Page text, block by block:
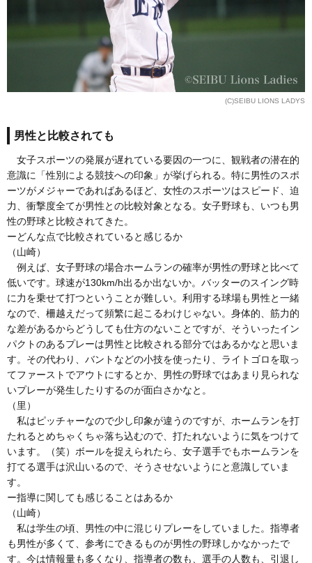
(C)SEIBU LIONS LADYS
男性と比較されても
女子スポーツの発展が遅れている要因の一つに、観戦者の潜在的
意識に「性別による競技への印象」が挙げられる。特に男性のスポ
ーツがメジャーであればあるほど、女性のスポーツはスピード、迫
力、衝撃度全てが男性との比較対象となる。女子野球も、いつも男
性の野球と比較されてきた。
ーどんな点で比較されていると感じるか
（山崎）
例えば、女子野球の場合ホームランの確率が男性の野球と比べて
低いです。球速が130km/h出るか出ないか。バッターのスイング時
に力を乗せて打つということが難しい。利用する球場も男性と一緒
なので、柵越えだって頻繁に起こるわけじゃない。身体的、筋力的
な差があるからどうしても仕方のないことですが、そういったイン
パクトのあるプレーは男性と比較される部分ではあるかなと思いま
す。その代わり、バントなどの小技を使ったり、ライトゴロを取っ
てファーストでアウトにするとか、男性の野球ではあまり見られな
いプレーが発生したりするのが面白さかなと。
（里）
私はピッチャーなので少し印象が違うのですが、ホームランを打
たれるとめちゃくちゃ落ち込むので、打たれないように気をつけて
います。（笑）ボールを捉えられたら、女子選手でもホームランを
打てる選手は沢山いるので、そうさせないようにと意識していま
す。
ー指導に関しても感じることはあるか
（山崎）
私は学生の頃、男性の中に混じりプレーをしていました。指導者
も男性が多くて、参考にできるものが男性の野球しかなかったで
す。今は情報量も多くなり、指導者の数も、選手の人数も、引退し